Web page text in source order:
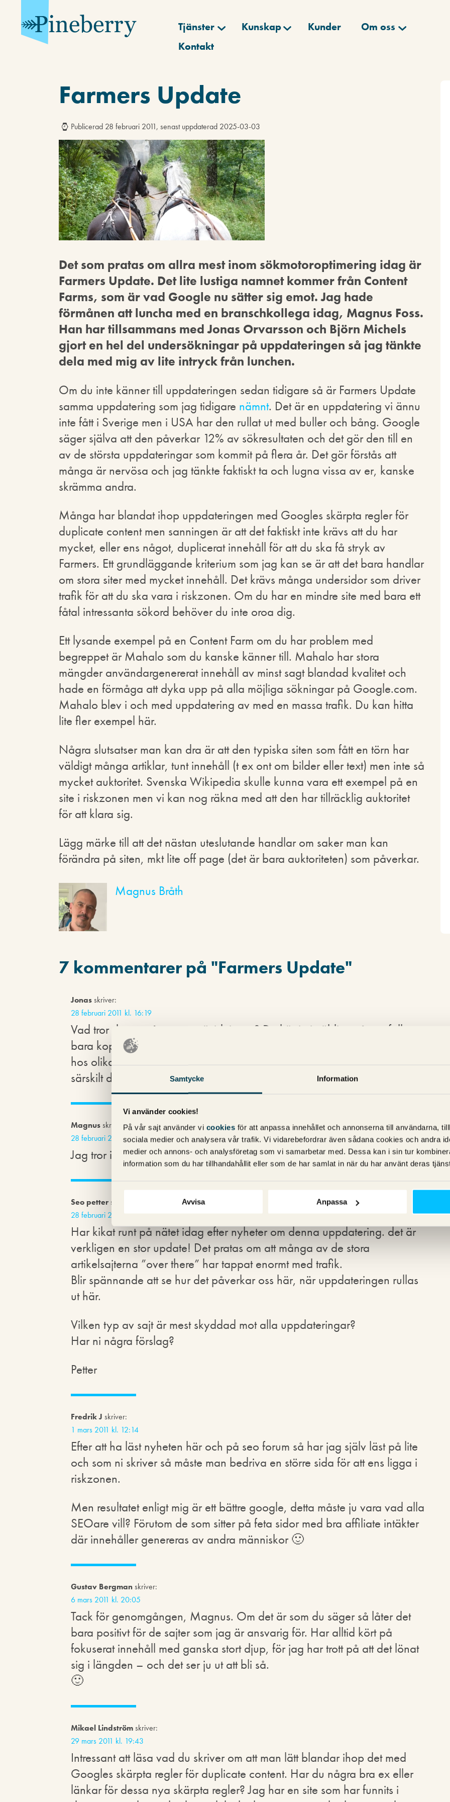
Samtycke Information
Vi använder cookies!
På vår sajt använder vi cookies för att anpassa innehållet och annonserna till användarna,
sociala medier och analysera vår trafik. Vi vidarebefordrar även sådana cookies och andra
medier och annons- och analysföretag som vi samarbetar med. Dessa kan i sin tur
information som du har tillhandahållit eller som de har samlat in när du har använt deras
Avvisa Anpassa
Tjänster Kunskap Kunder
Om oss
Kontakt
Farmers Update
Publicerad 28 februari 2011, senast uppdaterad 2025-03-03
Det som pratas om allra mest inom sökmotoroptimering idag är
Farmers Update. Det lite lustiga namnet kommer från Content
Farms, som är vad Google nu sätter sig emot. Jag hade
förmånen att luncha med en branschkollega idag, Magnus Foss.
Han har tillsammans med Jonas Orvarsson och Björn Michels
gjort en hel del undersökningar på uppdateringen så jag tänkte
dela med mig av lite intryck från lunchen.
Om du inte känner till uppdateringen sedan tidigare så är Farmers Update
samma uppdatering som jag tidigare nämnt. Det är en uppdatering vi ännu
inte fått i Sverige men i USA har den rullat ut med buller och bång. Google
säger själva att den påverkar 12% av sökresultaten och det gör den till en
av de största uppdateringar som kommit på flera år. Det gör förstås att
många är nervösa och jag tänkte faktiskt ta och lugna vissa av er, kanske
skrämma andra.
Många har blandat ihop uppdateringen med Googles skärpta regler för
duplicate content men sanningen är att det faktiskt inte krävs att du har
mycket, eller ens något, duplicerat innehåll för att du ska få stryk av
Farmers. Ett grundläggande kriterium som jag kan se är att det bara handlar
om stora siter med mycket innehåll. Det krävs många undersidor som driver
trafik för att du ska vara i riskzonen. Om du har en mindre site med bara ett
fåtal intressanta sökord behöver du inte oroa dig.
Ett lysande exempel på en Content Farm om du har problem med
begreppet är Mahalo som du kanske känner till. Mahalo har stora
mängder användargenererat innehåll av minst sagt blandad kvalitet och
hade en förmåga att dyka upp på alla möjliga sökningar på Google.com.
Mahalo blev i och med uppdatering av med en massa trafik. Du kan hitta
lite fler exempel här.
Några slutsatser man kan dra är att den typiska siten som fått en törn har
väldigt många artiklar, tunt innehåll (t ex ont om bilder eller text) men inte så
mycket auktoritet. Svenska Wikipedia skulle kunna vara ett exempel på en
site i riskzonen men vi kan nog räkna med att den har tillräcklig auktoritet
för att klara sig.
Lägg märke till att det nästan uteslutande handlar om saker man kan
förändra på siten, mkt lite off page (det är bara auktoriteten) som påverkar.
Magnus Bråth
7 kommentarer på "Farmers Update"
Jonasskriver:
28 februari 2011 kl. 16:19
Vad tror du om våra stora nättidningar? De kör ju i väldigt många fall
bara kopierade nyheter från byråerna, och ofta hittar man samma artikel
hos olika tidningar. Många av artiklarna är ju också notiser och sällan
särskilt djuplodande. Ligger DN i farozonen?
Magnusskriver:
28 februari 2011 kl. 16:51
Jag tror inte det är någon fara, de ska ha tillräcklig auktoritet.
Seo petterskriver:
28 februari 2011 kl. 22:25
Har kikat runt på nätet idag efter nyheter om denna uppdatering. det är
verkligen en stor update! Det pratas om att många av de stora
artikelsajterna ”over there” har tappat enormt med trafik.
Blir spännande att se hur det påverkar oss här, när uppdateringen rullas
ut här.
Vilken typ av sajt är mest skyddad mot alla uppdateringar?
Har ni några förslag?
Petter
Fredrik J skriver:
1 mars 2011 kl. 12:14
Efter att ha läst nyheten här och på seo forum så har jag själv läst på lite
och som ni skriver så måste man bedriva en större sida för att ens ligga i
riskzonen.
Men resultatet enligt mig är ett bättre google, detta måste ju vara vad alla
SEOare vill? Förutom de som sitter på feta sidor med bra affiliate intäkter
där innehåller genereras av andra människor 🙂
Gustav Bergmanskriver:
6 mars 2011 kl. 20:05
Tack för genomgången, Magnus. Om det är som du säger så låter det
bara positivt för de sajter som jag är ansvarig för. Har alltid kört på
fokuserat innehåll med ganska stort djup, för jag har trott på att det lönat
sig i längden – och det ser ju ut att bli så.
🙂
Mikael Lindströmskriver:
29 mars 2011 kl. 19:43
Intressant att läsa vad du skriver om att man lätt blandar ihop det med
Googles skärpta regler för duplicate content. Har du några bra ex eller
länkar för dessa nya skärpta regler? Jag har en site som har funnits i